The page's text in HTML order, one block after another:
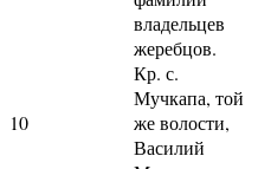
владельцев
жеребцов.
10
Кр. с.
Мучкапа, той
же волости,
Василий